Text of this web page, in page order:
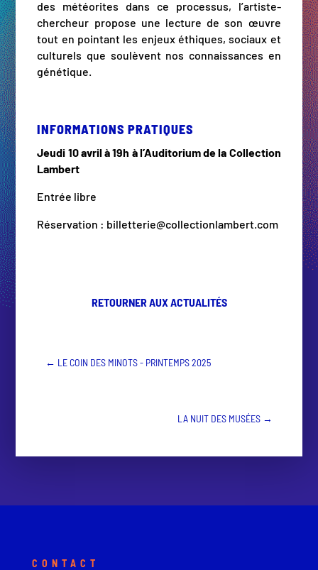
des météorites dans ce processus, l’artiste-
chercheur propose une lecture de son œuvre
tout en pointant les enjeux éthiques, sociaux et
culturels que soulèvent nos connaissances en
génétique.
INFORMATIONS PRATIQUES
Jeudi 10 avril à 19h à l’Auditorium de la Collection
Lambert
Entrée libre
Réservation : billetterie@collectionlambert.com
RETOURNER AUX ACTUALITÉS
← LE COIN DES MINOTS - PRINTEMPS 2025
LA NUIT DES MUSÉES→
CONTACT